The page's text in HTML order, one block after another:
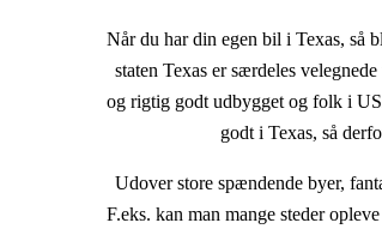
Når du har din egen bil i Texas, så
staten Texas er særdeles
og rigtig godt udbygget og folk i
godt i Texas, så
Udover store spændende byer,
F.eks. kan man mange steder